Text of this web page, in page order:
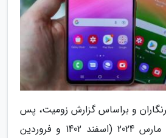
و براساس گزارش زومیت، پس
از انتشار به روزرسانی مارس 2024 (اسفند 1402 و فروردین